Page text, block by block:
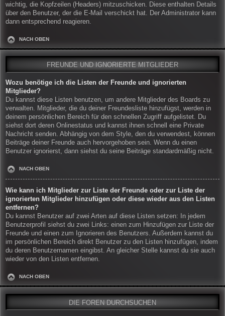
wichtig, die Kopfzeilen (Headers) mitzuschicken. Diese enthalten Details
über den Benutzer, der die E-Mail verschickt hat. Der Administrator kann
dann entsprechend reagieren.
NACH OBEN
FREUNDE UND IGNORIERTE MITGLIEDER
Wozu benötige ich die Listen der Freunde und ignorierten
Mitglieder?
Du kannst diese Listen benutzen, um andere Mitglieder des Boards zu
verwalten. Mitglieder, die du deiner Freundesliste hinzufügst, werden in
deinem persönlichen Bereich für den schnellen Zugriff aufgelistet. Du
siehst dort deren Onlinestatus und kannst ihnen schnell eine Private
Nachricht senden. Abhängig von dem Style, den du verwendest, können
Beiträge deiner Freunde auch hervorgehoben sein. Wenn du einen
Benutzer ignorierst, dann siehst du seine Beiträge standardmäßig nicht.
NACH OBEN
Wie kann ich Mitglieder zur Liste der Freunde oder zur Liste der
ignorierten Mitglieder hinzufügen oder diese wieder aus den Listen
entfernen?
Du kannst Benutzer auf zwei Arten auf diese Listen setzen: In jedem
Benutzerprofil siehst du zwei Links: einen zum Hinzufügen zur Liste der
Freunde und einen zum Ignorieren des Benutzers. Außerdem kannst du
im persönlichen Bereich direkt Benutzer zu den Listen hinzufügen, indem
du deren Benutzernamen eingibst. An gleicher Stelle kannst du sie auch
wieder von den Listen entfernen.
NACH OBEN
DIE FOREN DURCHSUCHEN